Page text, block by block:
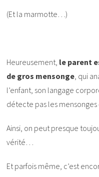
(Et la marmotte…)
Heureusement, le parent
de gros mensonge , qui
l’enfant, son langage
détecte pas les mensonges
Ainsi, on peut presque
vérité…
Et parfois même, c’est